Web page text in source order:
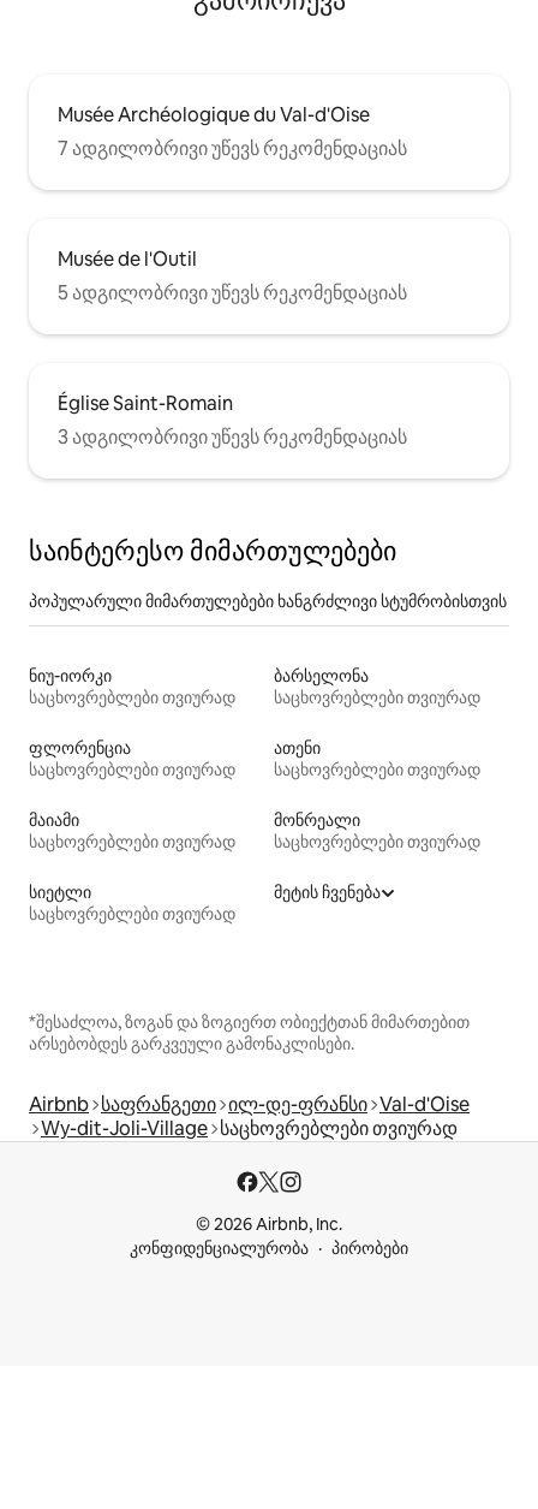
Musée Archéologique du Val-d'Oise
7 ადგილობრივი უწევს რეკომენდაციას
Musée de l'Outil
5 ადგილობრივი უწევს რეკომენდაციას
Église Saint-Romain
3 ადგილობრივი უწევს რეკომენდაციას
საინტერესო მიმართულებები
პოპულარული მიმართულებები ხანგრძლივი სტუმრობისთვის
ნიუ-იორკი
საცხოვრებლები თვიურად
ბარსელონა
საცხოვრებლები თვიურად
ფლორენცია
საცხოვრებლები თვიურად
ათენი
საცხოვრებლები თვიურად
მაიამი
საცხოვრებლები თვიურად
მონრეალი
საცხოვრებლები თვიურად
სიეტლი
საცხოვრებლები თვიურად
მეტის ჩვენება
*შესაძლოა, ზოგან და ზოგიერთ ობიექტთან მიმართებით
არსებობდეს გარკვეული გამონაკლისები.
Airbnb საფრანგეთი ილ-დე-ფრანსი Val-d'Oise
Wy-dit-Joli-Village საცხოვრებლები თვიურად
© 2026 Airbnb, Inc.
კონფიდენციალურობა
პირობები